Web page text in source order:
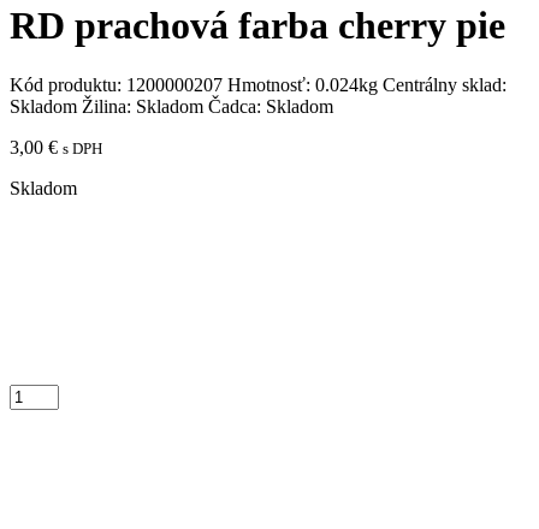
RD prachová farba cherry pie
Kód produktu: 1200000207 Hmotnosť: 0.024kg Centrálny sklad:
Skladom Žilina: Skladom Čadca: Skladom
3,00 € s DPH
Skladom